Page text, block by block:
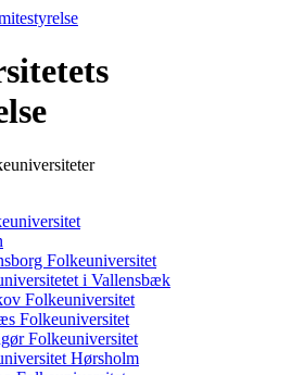
Folkeuniversitet
i Vallensbæk
Folkeuniversitet
Folkeuniversitet
Folkeuniversitet
Hørsholm